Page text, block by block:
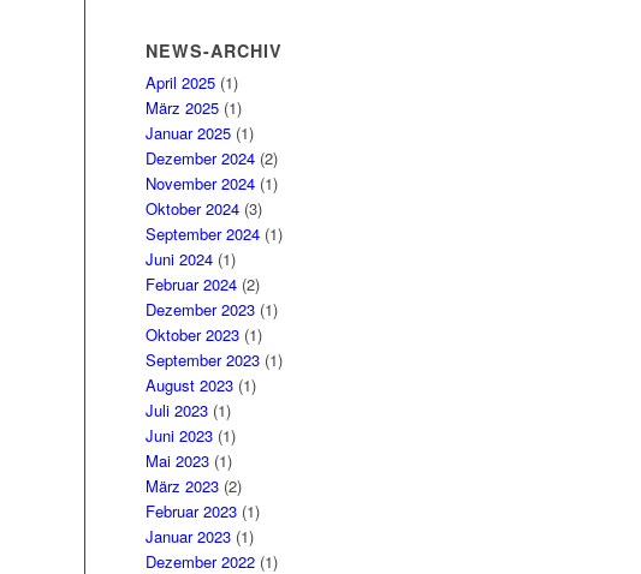
NEWS-ARCHIV
April 2025 (1)
März 2025 (1)
Januar 2025 (1)
Dezember 2024 (2)
November 2024 (1)
Oktober 2024 (3)
September 2024 (1)
Juni 2024 (1)
Februar 2024 (2)
Dezember 2023 (1)
Oktober 2023 (1)
September 2023 (1)
August 2023 (1)
Juli 2023 (1)
Juni 2023 (1)
Mai 2023 (1)
März 2023 (2)
Februar 2023 (1)
Januar 2023 (1)
Dezember 2022 (1)